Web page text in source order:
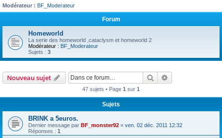
h
Modérateur : BF_Moderateur
Forum
Homeworld
La serie des homeworld ,cataclysm et homeworld 2
Modérateur : BF_Moderateur
Sujets : 3
Nouveau sujet Rechercher
47 sujets • Page 1 sur 1
Sujets
BRINK a 5euros.
Dernier message par BF_monster92 « ven. 02 déc. 2011 12:32
Réponses : 1